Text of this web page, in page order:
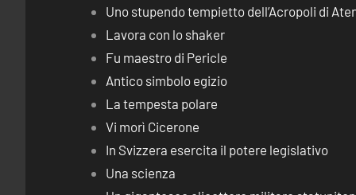
Uno stupendo tempietto dell’Acropoli di
Lavora con lo shaker
Fu maestro di Pericle
Antico simbolo egizio
La tempesta polare
Vi morì Cicerone
In Svizzera esercita il potere legislativo
Una scienza